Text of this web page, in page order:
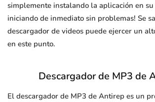
simplemente instalando la aplicación en
iniciando de inmediato sin problemas! Se
descargador de videos puede ejercer un
en este punto.
Descargador de MP3 de
El descargador de MP3 de Antirep es un